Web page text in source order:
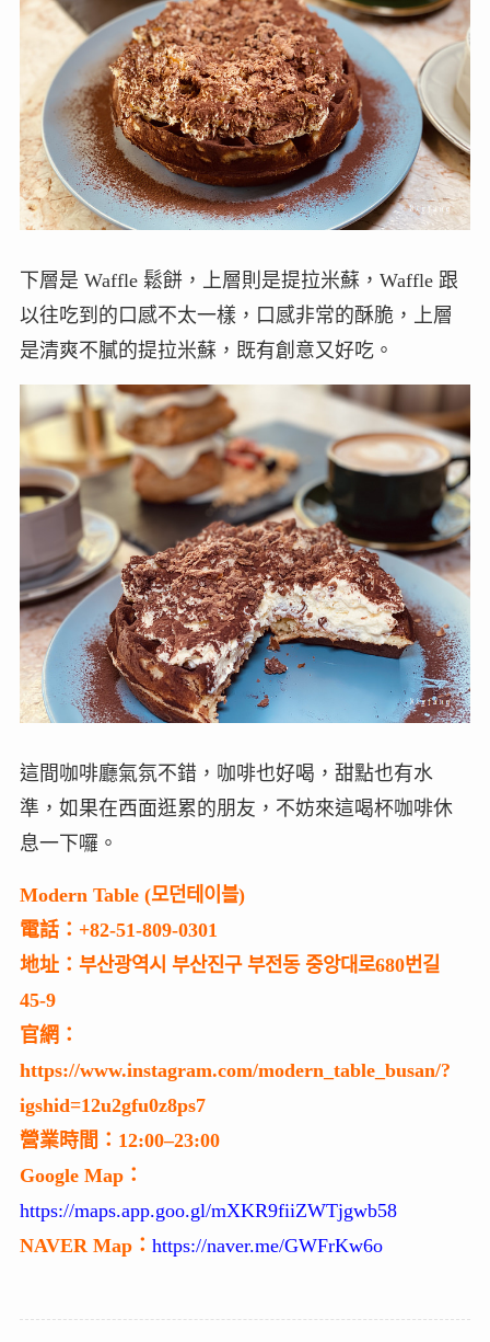
下層是 Waffle 鬆餅，上層則是提拉米蘇，Waffle 跟
以往吃到的口感不太一樣，口感非常的酥脆，上層
這間咖啡廳氣氛不錯，咖啡也好喝，甜點也有水
準，如果在西面逛累的朋友，不妨來這喝杯咖啡休
Modern Table (모던테이블)
電話：+82-51-809-0301
地址：부산광역시 부산진구 부전동 중앙대로680번길
45-9
官網：
https://www.instagram.com/modern_table_busan/?
igshid=12u2gfu0z8ps7
營業時間：12:00–23:00
Google Map：
https://maps.app.goo.gl/mXKR9fiiZWTjgwb58
NAVER Map：https://naver.me/GWFrKw6o
釜山 Busan